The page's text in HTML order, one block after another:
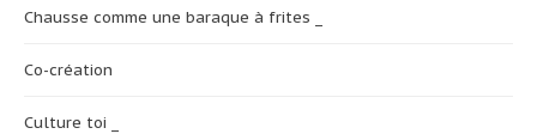
Chausse comme une baraque à frites _
Co-création
Culture toi _